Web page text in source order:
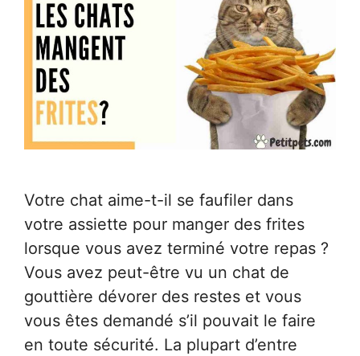
Votre chat aime-t-il se faufiler dans
votre assiette pour manger des frites
lorsque vous avez terminé votre repas ?
Vous avez peut-être vu un chat de
gouttière dévorer des restes et vous
vous êtes demandé s’il pouvait le faire
en toute sécurité. La plupart d’entre